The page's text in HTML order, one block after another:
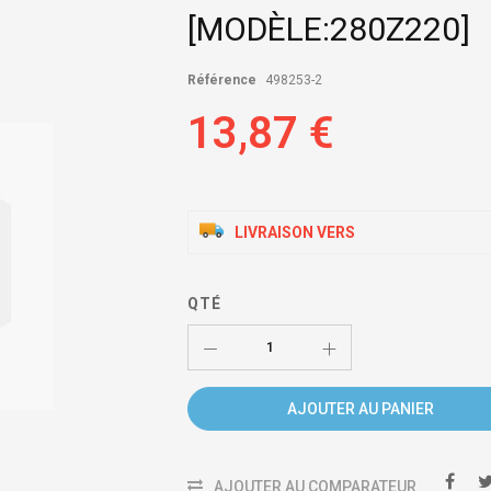
[MODÈLE:280Z220]
Référence 498253-2
13,87 €
LIVRAISON VERS
QTÉ
AJOUTER AU PANIER
AJOUTER AU COMPARATEUR